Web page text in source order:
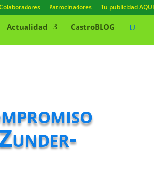
Colaboradores Patrocinadores Tu publicidad AQUI
Actualidad CastroBLOG